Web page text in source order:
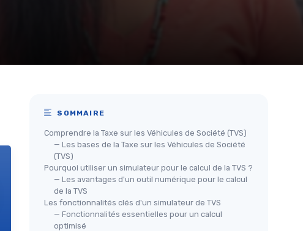
SOMMAIRE
Comprendre la Taxe sur les Véhicules de Société (TVS)
— Les bases de la Taxe sur les Véhicules de Société
(TVS)
Pourquoi utiliser un simulateur pour le calcul de la TVS ?
— Les avantages d'un outil numérique pour le calcul
de la TVS
Les fonctionnalités clés d'un simulateur de TVS
— Fonctionnalités essentielles pour un calcul
optimisé